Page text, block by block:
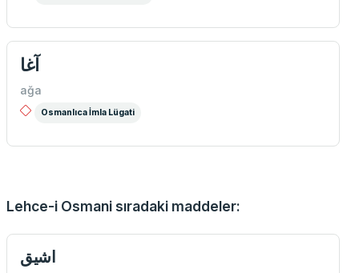
آغا
ağa
Osmanlıca İmla Lügati
Lehce-i Osmani sıradaki maddeler:
اشيق